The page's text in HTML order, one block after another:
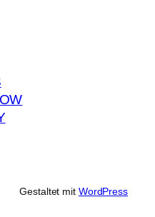
Gestaltet mit WordPress